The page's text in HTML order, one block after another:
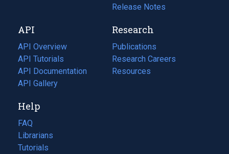
tab)
new
tab)
Release Notes
API
API Overview
API Tutorials
API Documentation
(opens
in
new
tab)
API Gallery
Research
Publications
(opens
in
a
Research Careers
(opens
in
Resources
(opens
Help
FAQ
Librarians
Tutorials